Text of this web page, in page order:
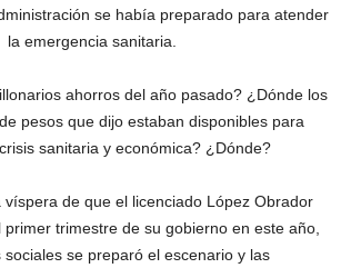
se había preparado para atender
la emergencia sanitaria.
ahorros del año pasado? ¿Dónde los
pesos que dijo estaban disponibles para
sanitaria y económica? ¿Dónde?
víspera de que el licenciado López Obrador
trimestre de su gobierno en este año,
sociales se preparó el escenario y las